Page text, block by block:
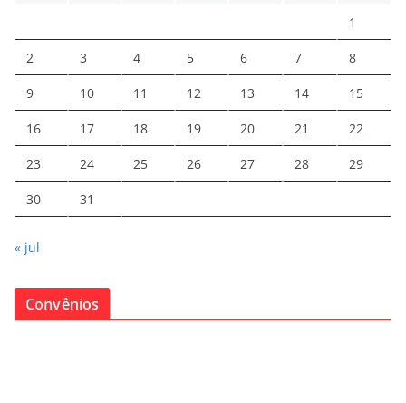
1
2 3 4 5 6 7 8
9 10 11 12 13 14 15
16 17 18 19 20 21 22
23 24 25 26 27 28 29
30 31
« jul
Convênios